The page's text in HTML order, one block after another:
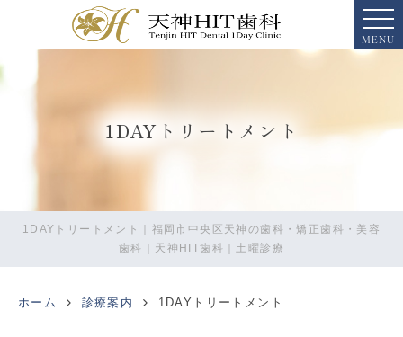
MENU
1DAYトリートメント
1DAYトリートメント｜福岡市中央区天神の歯科・矯正歯科・美容
歯科｜天神HIT歯科｜土曜診療
ホーム 診療案内 1DAYトリートメント